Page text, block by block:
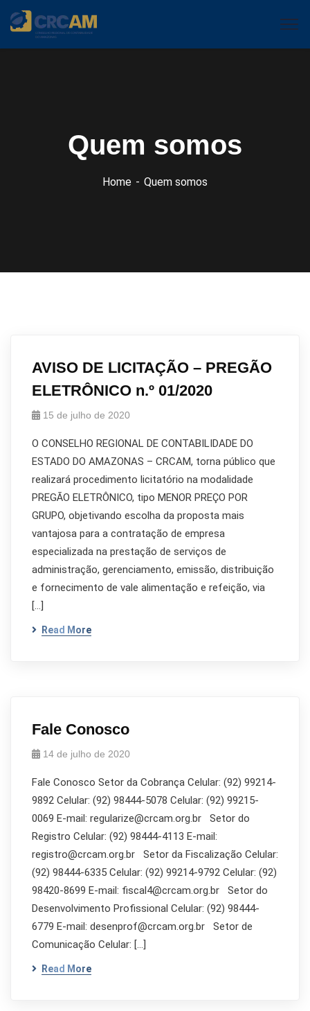
Quem somos
Home Quem somos
AVISO DE LICITAÇÃO – PREGÃO
ELETRÔNICO n.º 01/2020
15 de julho de 2020
O CONSELHO REGIONAL DE CONTABILIDADE DO
ESTADO DO AMAZONAS – CRCAM, torna público que
realizará procedimento licitatório na modalidade
PREGÃO ELETRÔNICO, tipo MENOR PREÇO POR
GRUPO, objetivando escolha da proposta mais
vantajosa para a contratação de empresa
especializada na prestação de serviços de
administração, gerenciamento, emissão, distribuição
e fornecimento de vale alimentação e refeição, via
[…]
Read More
Fale Conosco
14 de julho de 2020
Fale Conosco Setor da Cobrança Celular: (92) 99214-
9892 Celular: (92) 98444-5078 Celular: (92) 99215-
0069 E-mail: regularize@crcam.org.br Setor do
Registro Celular: (92) 98444-4113 E-mail:
registro@crcam.org.br Setor da Fiscalização Celular:
(92) 98444-6335 Celular: (92) 99214-9792 Celular: (92)
98420-8699 E-mail: fiscal4@crcam.org.br Setor do
Desenvolvimento Profissional Celular: (92) 98444-
6779 E-mail: desenprof@crcam.org.br Setor de
Comunicação Celular: […]
Read More